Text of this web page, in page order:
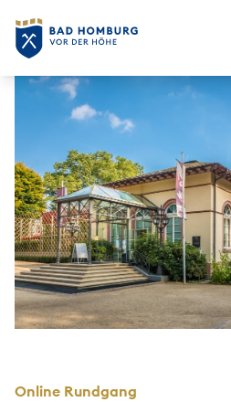
Online Rundgang